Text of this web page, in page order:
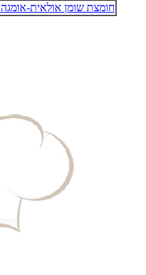
חומצת שומן אולאית-אומגה 9